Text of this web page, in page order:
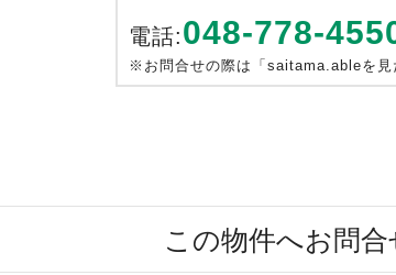
電話:048-778-
※お問合せの際は「saitama.ableを見
この物件へお問合